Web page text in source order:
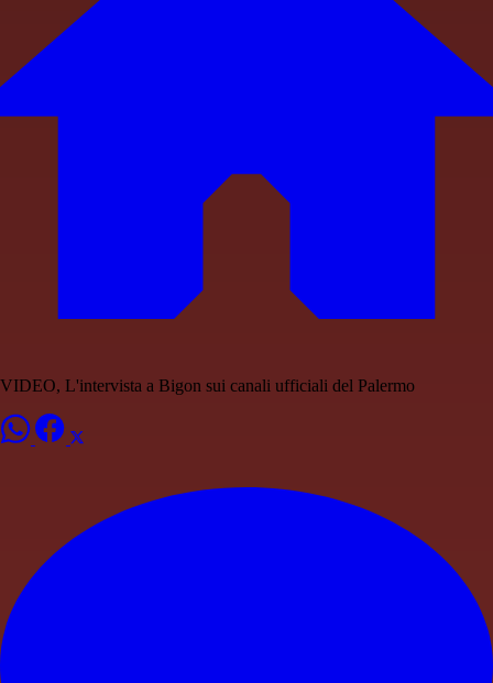
VIDEO, L'intervista a Bigon sui canali ufficiali del Palermo